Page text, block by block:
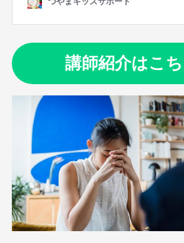
講師紹介はこ